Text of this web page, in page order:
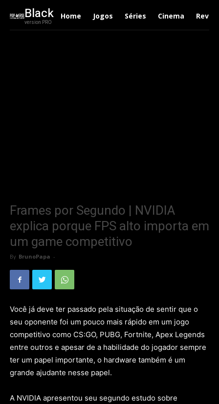
Black
version PRO
Home Jogos Séries Cinema
Frames por Segundo | NVIDIA
explica porque FPS alto importa em
um game competitivo
By BrunoPapa -
Você já deve ter passado pela situação de sentir que o
seu oponente foi um pouco mais rápido em um jogo
competitivo como CS:GO, PUBG, Fortnite, Apex Legends
entre outros e apesar de a habilidade do jogador sempre
ter um papel importante, o hardware também é um
grande ajudante nesse papel.
A NVIDIA apresentou seu segundo estudo sobre